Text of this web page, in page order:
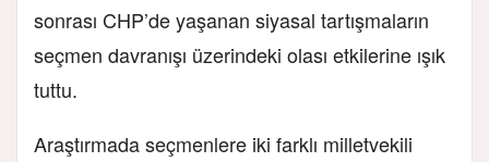
sonrası CHP’de yaşanan siyasal tartışmaların
seçmen davranışı üzerindeki olası etkilerine ışık
tuttu.
Araştırmada seçmenlere iki farklı milletvekili